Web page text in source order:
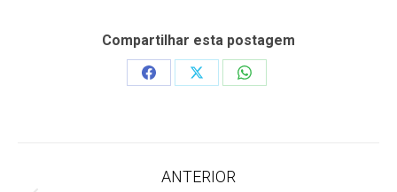
Compartilhar esta postagem
Share
Share
Share
Navegação
ANTERIOR